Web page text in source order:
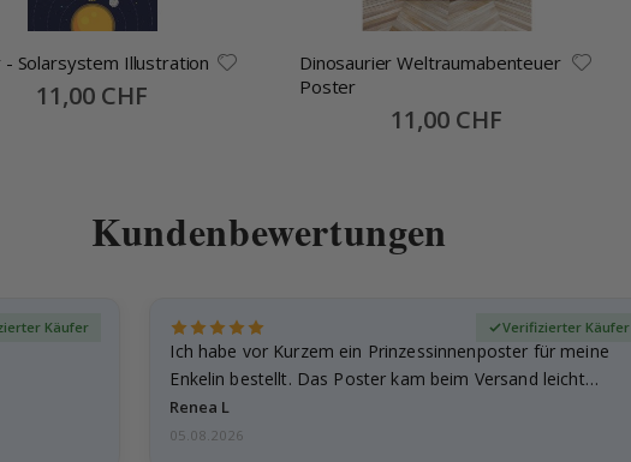
Solarsystem Illustration
Special
Price
11,00 CHF
Dinosaurier Weltraumabenteuer
Poster
Special
Price
11,00 CHF
Kundenbewertungen
Käufer
Ich habe vor Kurzem ein Prinzessinnenposter für meine
Enkelin bestellt. Das Poster kam beim Versand leicht
beschädigt…
Renea L
Verifizierter Käufer
05.08.2026